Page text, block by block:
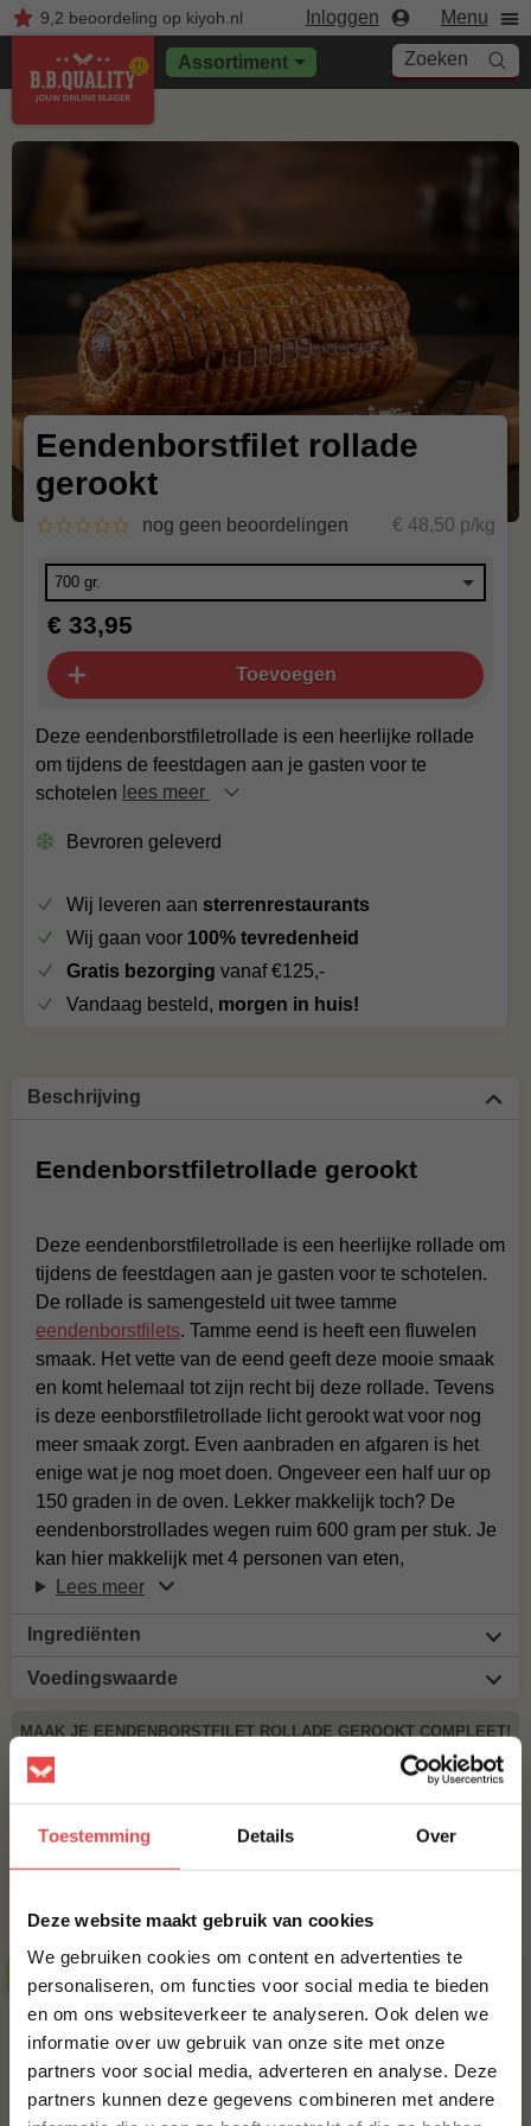
Toestemming Details Over
Deze website maakt gebruik van cookies
We gebruiken cookies om content en advertenties te
personaliseren, om functies voor social media te bieden
en om ons websiteverkeer te analyseren. Ook delen we
informatie over uw gebruik van onze site met onze
partners voor social media, adverteren en analyse. Deze
partners kunnen deze gegevens combineren met andere
9,2 beoordelingop kiyoh.nl Inloggen Menu
Assortiment Zoeken
Eendenborstfilet rollade
gerookt
nog geen beoordelingen € 48,50 p/kg
Deze eendenborstfiletrollade is een heerlijke rollade
om tijdens de feestdagen aan je gasten voor te
schotelen lees meer
Bevroren geleverd
€ 33,95
Toevoegen
Wij leveren aan sterrenrestaurants
Wij gaan voor 100% tevredenheid
Gratis bezorging vanaf €125,-
Vandaag besteld, morgen in huis!
Beschrijving
Eendenborstfiletrollade gerookt
Deze eendenborstfiletrollade is een heerlijke rollade om
tijdens de feestdagen aan je gasten voor te schotelen.
De rollade is samengesteld uit twee tamme
eendenborstfilets. Tamme eend is heeft een fluwelen
smaak. Het vette van de eend geeft deze mooie smaak
en komt helemaal tot zijn recht bij deze rollade. Tevens
is deze eenborstfiletrollade licht gerookt wat voor nog
meer smaak zorgt. Even aanbraden en afgaren is het
enige wat je nog moet doen. Ongeveer een half uur op
150 graden in de oven. Lekker makkelijk toch? De
eendenborstrollades wegen ruim 600 gram per stuk. Je
kan hier makkelijk met 4 personen van eten,
Lees meer
Ingrediënten
Voedingswaarde
MAAK JE EENDENBORSTFILET ROLLADE GEROOKT COMPLEET!
€ 13,50
SPAARTOPPER
10% korting op je
eerste bestelling*
Schrijf je in voor onze nieuwsbrief en ontvang direct
10% korting op jouw eerste bestelling.